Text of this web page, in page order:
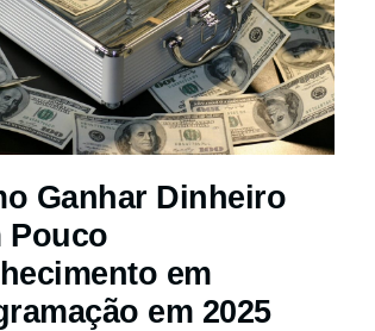
Ganhar Dinheiro
Pouco
em
em 2025